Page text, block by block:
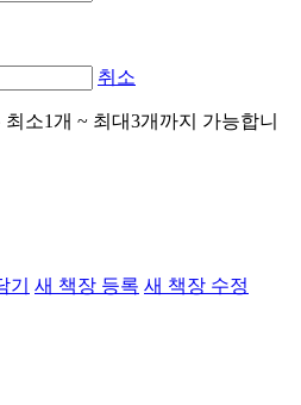
취소
소1개 ~ 최대3개까지 가능합니
기 새 책장 등록 새 책장 수정